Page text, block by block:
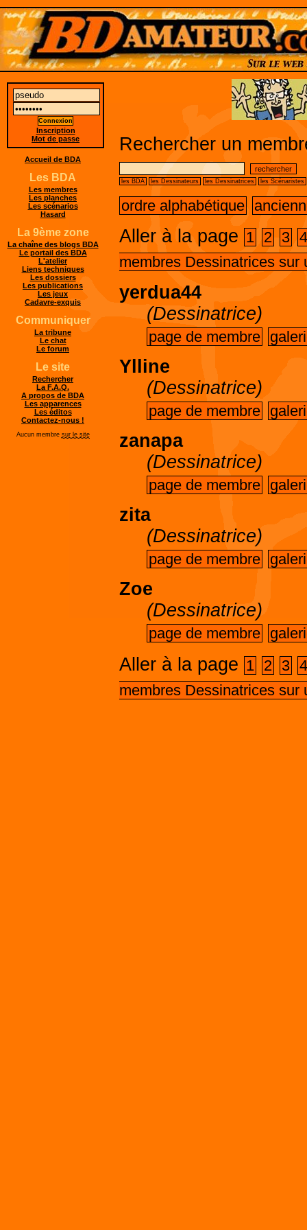
Rechercher un
les BDA les Dessinateurs les Dessinatrices les Scénaristes
ordre alphabétique
Aller à la page 1 2 3
membres Dessinatrices sur
yerdua44
(Dessinatrice)
page de membre
Ylline
(Dessinatrice)
page de membre
zanapa
(Dessinatrice)
page de membre
zita
(Dessinatrice)
page de membre
Zoe
(Dessinatrice)
page de membre
Aller à la page 1 2 3
membres Dessinatrices sur
Inscription
Mot de passe
Accueil de BDA
Les BDA
Les membres
Les planches
Les scénarios
Hasard
La 9ème zone
La chaîne des blogs BDA
Le portail des BDA
L'atelier
Liens techniques
Les dossiers
Les publications
Les jeux
Cadavre-exquis
Communiquer
La tribune
Le chat
Le forum
Le site
Rechercher
La F.A.Q.
A propos de BDA
Les apparences
Les éditos
Contactez-nous !
Aucun membre sur le site